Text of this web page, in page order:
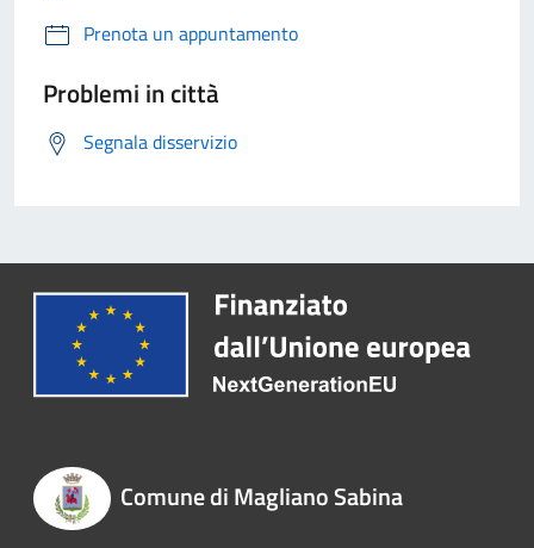
Prenota un appuntamento
Problemi in città
Segnala disservizio
Comune di Magliano Sabina